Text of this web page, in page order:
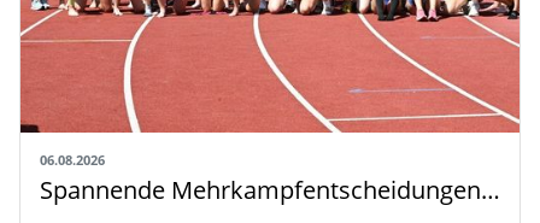
06.08.2026
Spannende Mehrkampfentscheidungen in Weingarten